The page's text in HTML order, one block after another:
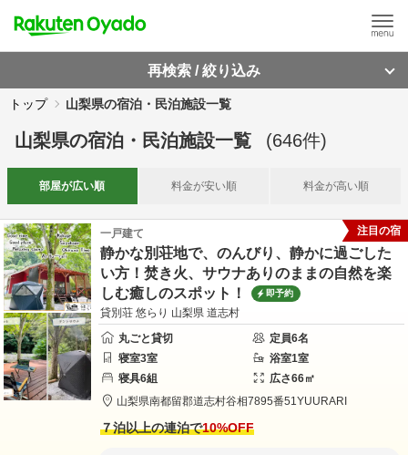
再検索 / 絞り込み
トップ 山梨県の宿泊・民泊施設一覧
山梨県の宿泊・民泊施設一覧 (646件)
部屋が広い順 料金が安い順 料金が高い順
一戸建て
静かな別荘地で、のんびり、静かに過ごした
い方！焚き火、サウナありのままの自然を楽
しむ癒しのスポット！
即予約
貸別荘 悠らり 山梨県 道志村
丸ごと貸切
定員6名
寝室3室 浴室1室
寝具6組 広さ66㎡
山梨県南都留郡道志村谷相7895番51YUURARI
７泊以上の連泊で10%OFF
注目の宿